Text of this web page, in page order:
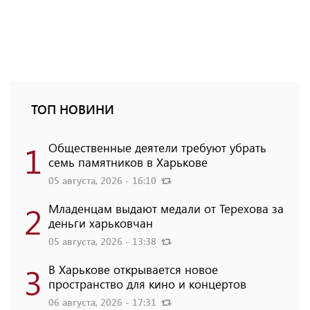
ТОП НОВИНИ
1 Общественные деятели требуют убрать
семь памятников в Харькове
05 августа, 2026 - 16:10
2 Младенцам выдают медали от Терехова за
деньги харьковчан
05 августа, 2026 - 13:38
3 В Харькове открывается новое
пространство для кино и концертов
06 августа, 2026 - 17:31